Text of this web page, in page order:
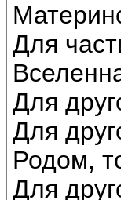
Для
Для
Для
Родом,
Для